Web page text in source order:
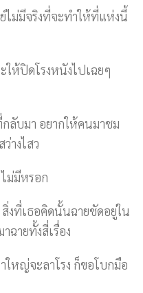
ไม่มีจริงที่จะทำให้ที่แห่งนี้
ให้ปิดโรงหนังไปเฉยๆ
ลับมา อยากให้คนมาชม
างไสว
ม่มีหรอก
สิ่งที่เธอคิดนั้นฉายชัดอยู่ใน
ฉายทั้งสี่เรื่อง
ใหญ่จะลาโรง ก็ขอโบกมือ